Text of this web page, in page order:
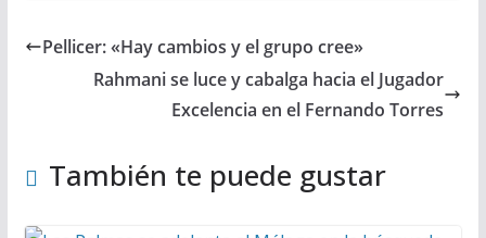
Pellicer: «Hay cambios y el grupo cree»
Rahmani se luce y cabalga hacia el Jugador
Excelencia en el Fernando Torres
También te puede gustar